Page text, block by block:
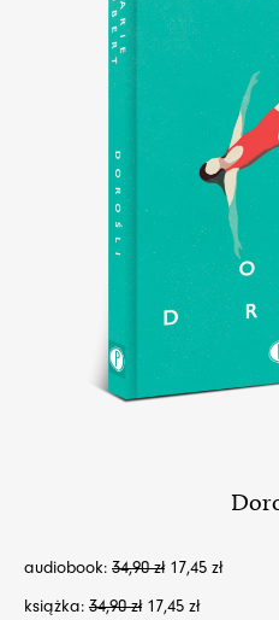
audiobook: 34,90zł 17,45 zł
książka: 34,90zł 17,45 zł